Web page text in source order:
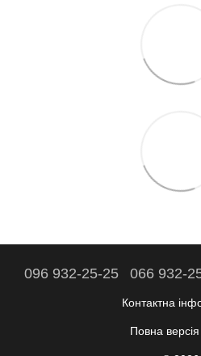
096 932-25-25 066 932-
Контактна
Повна